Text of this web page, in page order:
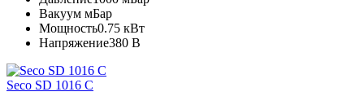
Вакуум мБар
Мощность0.75 кВт
Напряжение380 В
Seco SD 1016 C